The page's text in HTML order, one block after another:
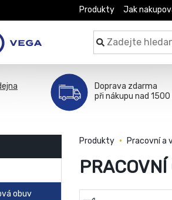
Produkty Jak
Doprava zdarma
při nákupu nad 1500
obuv
Produkty Pracovní a